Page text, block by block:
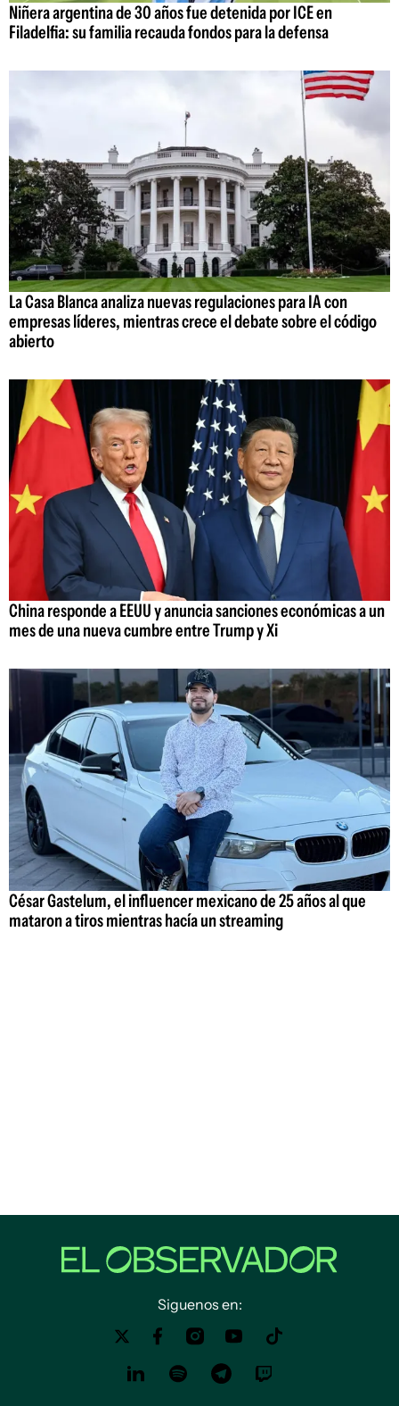
Niñera argentina de 30 años fue detenida por ICE en
Filadelfia: su familia recauda fondos para la defensa
La Casa Blanca analiza nuevas regulaciones para IA con
empresas líderes, mientras crece el debate sobre el código
abierto
China responde a EEUU y anuncia sanciones económicas a un
mes de una nueva cumbre entre Trump y Xi
César Gastelum, el influencer mexicano de 25 años al que
mataron a tiros mientras hacía un streaming
Siguenos en: